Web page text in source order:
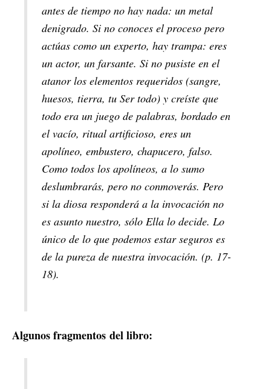
antes de tiempo no hay nada: un metal
denigrado. Si no conoces el proceso pero
actúas como un experto, hay trampa: eres
un actor, un farsante. Si no pusiste en el
atanor los elementos requeridos (sangre,
huesos, tierra, tu Ser todo) y creíste que
todo era un juego de palabras, bordado en
el vacío, ritual artificioso, eres un
apolíneo, embustero, chapucero, falso.
Como todos los apolíneos, a lo sumo
deslumbrarás, pero no conmoverás. Pero
si la diosa responderá a la invocación no
es asunto nuestro, sólo Ella lo decide. Lo
único de lo que podemos estar seguros es
de la pureza de nuestra invocación. (p. 17-
18).
Algunos fragmentos del libro: